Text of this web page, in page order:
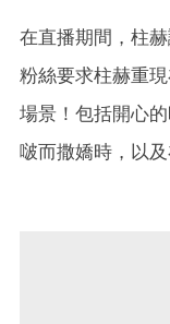
在直播期間，柱
粉絲要求柱赫重
場景！包括開心
啵而撒嬌時，以